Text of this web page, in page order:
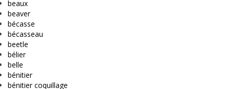
beaux
beaver
bécasse
bécasseau
beetle
bélier
belle
bénitier
bénitier coquillage